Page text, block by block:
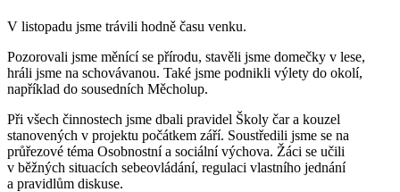
V listopadu jsme trávili hodně času venku.
Pozorovali jsme měnící se přírodu, stavěli jsme domečky v lese,
hráli jsme na schovávanou. Také jsme podnikli výlety do okolí,
například do sousedních Měcholup.
Při všech činnostech jsme dbali pravidel Školy čar a kouzel
stanovených v projektu počátkem září. Soustředili jsme se na
průřezové téma Osobnostní a sociální výchova. Žáci se učili
v běžných situacích sebeovládání, regulaci vlastního jednání
a pravidlům diskuse.